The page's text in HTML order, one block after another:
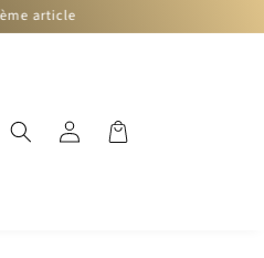
Connexion Panier